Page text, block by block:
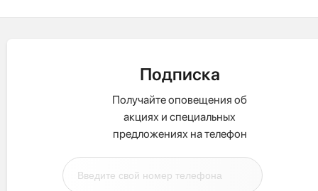
Подписка
Получайте оповещения об
акциях и специальных
предложениях на телефон